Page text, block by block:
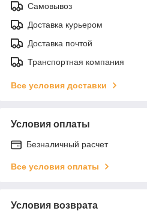
Самовывоз
Доставка курьером
Доставка почтой
Транспортная компания
Все условия доставки
Условия оплаты
Безналичный расчет
Все условия оплаты
Условия возврата